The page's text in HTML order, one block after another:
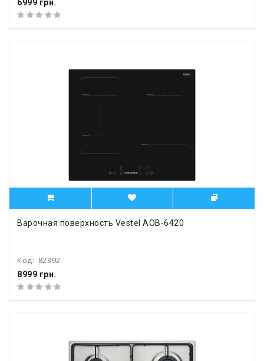
6999 грн.
Варочная поверхность Vestel AOB-6420
Код: 82392
8999 грн.